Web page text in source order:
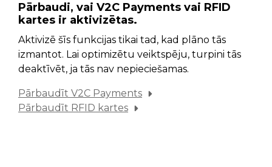
Pārbaudi, vai V2C Payments vai RFID
kartes ir aktivizētas.
Aktivizē šīs funkcijas tikai tad, kad plāno tās
izmantot. Lai optimizētu veiktspēju, turpini tās
deaktīvēt, ja tās nav nepieciešamas.
Pārbaudīt V2C Payments
Pārbaudīt RFID kartes